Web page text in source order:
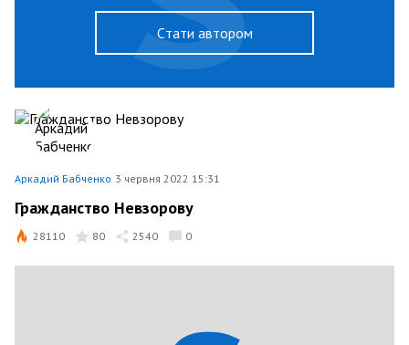
Cтати автором
Аркадий Бабченко 3 червня 2022 15:31
Гражданство Невзорову
28110 80 2540 0